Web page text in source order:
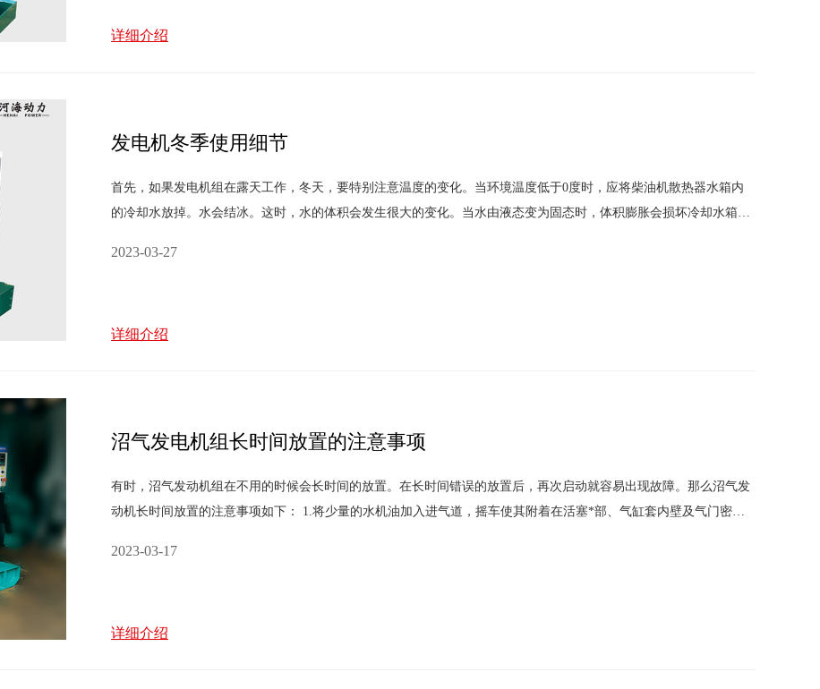
详细介绍
发电机冬季使用细节
首先，如果发电机组在露天工作，冬天，要特别注意温度的变化。当环境温度低于0度时，应将柴油机散热器水箱内
的冷却水放掉。水会结冰。这时，水的体积会发生很大的变化。当水由液态变为固态时，体积膨胀会损坏冷却水箱的
2023-03-27
详细介绍
沼气发电机组长时间放置的注意事项
有时，沼气发动机组在不用的时候会长时间的放置。在长时间错误的放置后，再次启动就容易出现故障。那么沼气发
动机长时间放置的注意事项如下： 1.将少量的水机油加入进气道，摇车使其附着在活塞*部、气缸套内壁及气门密封
2023-03-17
详细介绍